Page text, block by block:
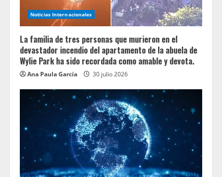
Noticias Internacionales
La familia de tres personas que murieron en el
devastador incendio del apartamento de la abuela de
Wylie Park ha sido recordada como amable y devota.
Ana Paula García 30 julio 2026